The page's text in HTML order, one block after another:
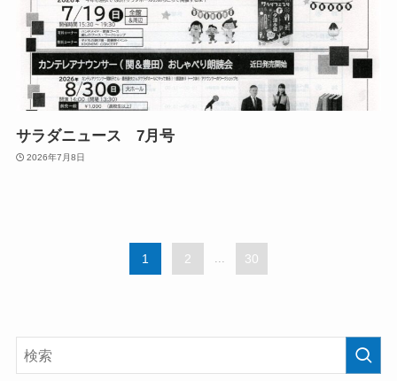
サラダニュース 7月号
2026年7月8日
1 2 30